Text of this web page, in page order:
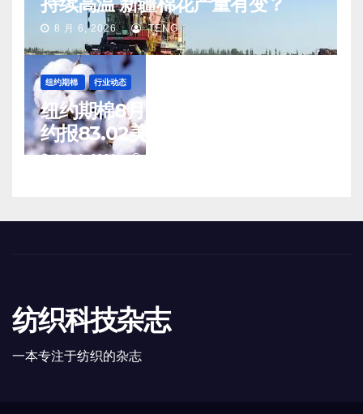
8 月 6, 2026 TENG
纽约期棉 行业动态
纽约期棉8月5日(周三)收涨12月合
约报83.02美分/磅
8 月 6, 2026 TENG
纺织科技杂志
一本专注于纺织的杂志